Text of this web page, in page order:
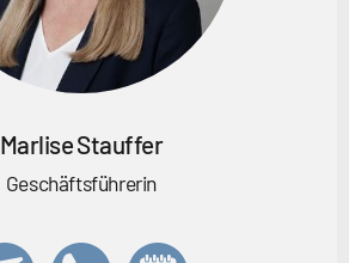
Marlise Stauffer
Geschäftsführerin